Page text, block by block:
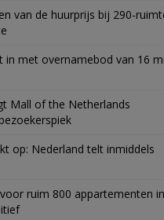
van de huurprijs bij 290-
in met overnamebod van 16
Mall of the Netherlands
op: Nederland telt inmiddels
ruim 800 appartementen in